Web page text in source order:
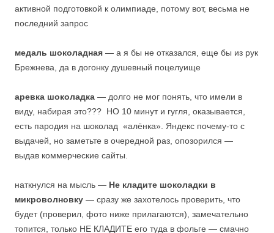
активной подготовкой к олимпиаде, потому вот, весьма не
последний запрос
медаль шоколадная — а я бы не отказался, еще бы из рук
Брежнева, да в догонку душевный поцелуище
аревка шоколадка — долго не мог понять, что имели в
виду, набирая это??? НО 10 минут и гугля, оказывается,
есть пародия на шоколад «алёнка». Яндекс почему-то с
выдачей, но заметьте в очередной раз, опозорился —
выдав коммерческие сайты.
наткнулся на мысль — Не кладите шоколадки в
микроволновку — сразу же захотелось проверить, что
будет (проверил, фото ниже прилагаются), замечательно
топится, только НЕ КЛАДИТЕ его туда в фольге — смачно